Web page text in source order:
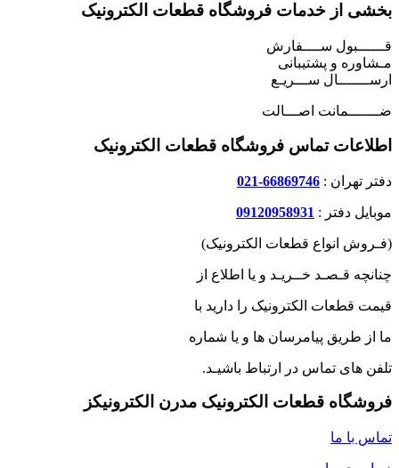
بخشی از خدمات فروشگاه قطعات الکترونیک
قــــــبول ســــفارش
مـشاوره و پشتیبانی
ارســـــــال ســـریـع
ضـــــــمانت اصـــالت
اطلاعات تماس فروشگاه قطعات الکترونیک
دفتر تهران : 66869746-021
موبایل دفتر : 09120958931
(فـروش انواع قطعات الکترونیک)
چنانچه قـصـد خــریـد و یا اطلاع از
قیمت قطعات الکترونیک را دارید با
ما از طریق پیامرسان ها و یا شماره
تلفن های تماس در ارتباط باشیـد.
فروشگاه قطعات الکترونیک مدرن الکترونیکز
تماس با ما